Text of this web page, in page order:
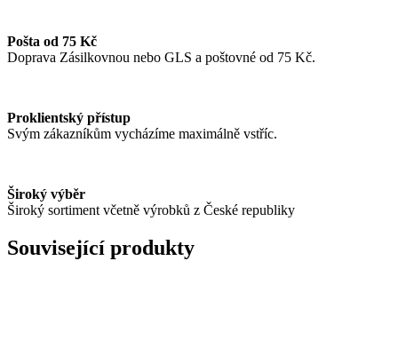
Pošta od 75 Kč
Doprava Zásilkovnou nebo GLS a poštovné od 75 Kč.
Proklientský přístup
Svým zákazníkům vycházíme maximálně vstříc.
Široký výběr
Široký sortiment včetně výrobků z České republiky
Související produkty